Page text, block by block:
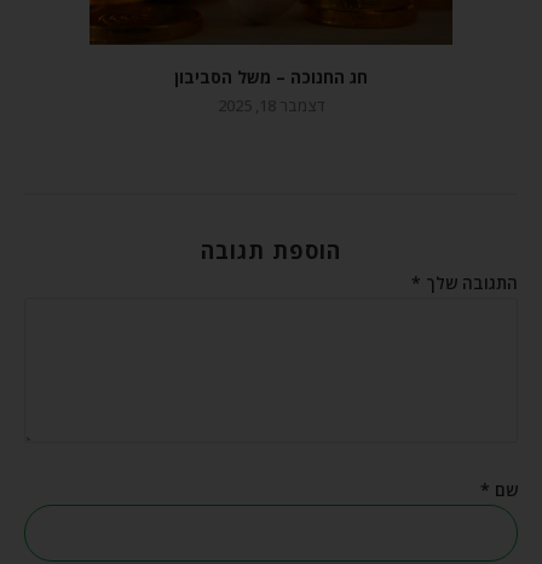
חג החנוכה – משל הסביבון
דצמבר 18, 2025
הוספת תגובה
התגובה שלך *
שם *